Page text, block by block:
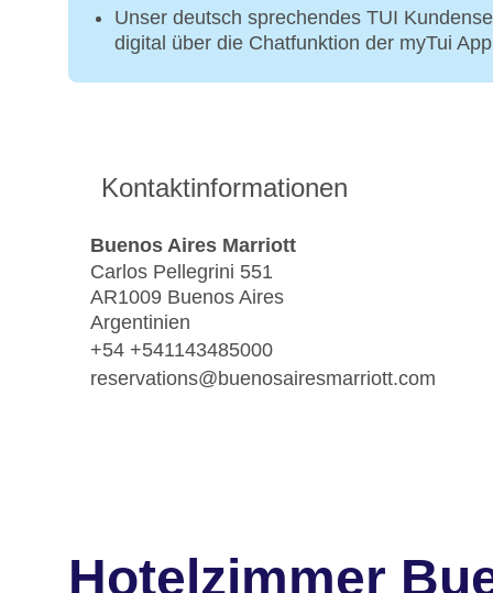
Unser deutsch sprechendes TUI
digital über die Chatfunktion der myTui
Kontaktinformationen
Buenos Aires Marriott
Carlos Pellegrini 551
AR1009 Buenos Aires
Argentinien
+54 +541143485000
reservations@buenosairesmarriott.com
Hotelzimmer